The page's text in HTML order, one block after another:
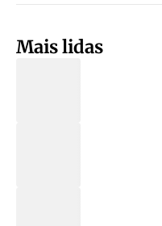
Mais lidas